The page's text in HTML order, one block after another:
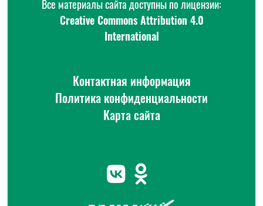
Все материалы сайта доступны по лицензии:
Creative Commons Attribution 4.0
International
Контактная информация
Политика конфиденциальности
Карта сайта